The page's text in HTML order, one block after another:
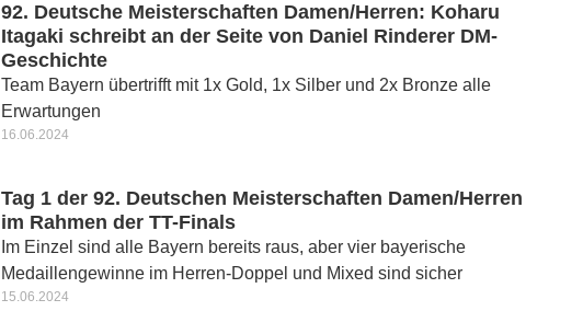
92. Deutsche Meisterschaften Damen/Herren: Koharu
Itagaki schreibt an der Seite von Daniel Rinderer DM-
Geschichte
Team Bayern übertrifft mit 1x Gold, 1x Silber und 2x Bronze alle
Erwartungen
16.06.2024
Tag 1 der 92. Deutschen Meisterschaften Damen/Herren
im Rahmen der TT-Finals
Im Einzel sind alle Bayern bereits raus, aber vier bayerische
Medaillengewinne im Herren-Doppel und Mixed sind sicher
15.06.2024